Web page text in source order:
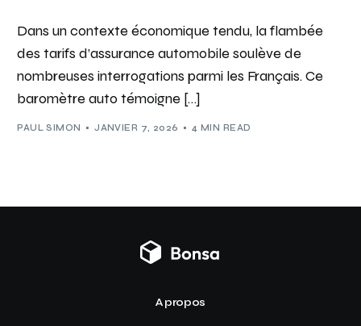
Dans un contexte économique tendu, la flambée
des tarifs d’assurance automobile soulève de
nombreuses interrogations parmi les Français. Ce
baromètre auto témoigne […]
PAUL SIMON JANVIER 7, 2026 4 MIN READ
A propos